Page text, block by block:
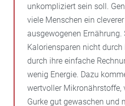
unkompliziert sein soll.
viele Menschen ein
ausgewogenen Ernährung.
Kaloriensparen nicht durch
durch ihre einfache
wenig Energie. Dazu
wertvoller Mikronährstoffe,
Gurke gut gewaschen und